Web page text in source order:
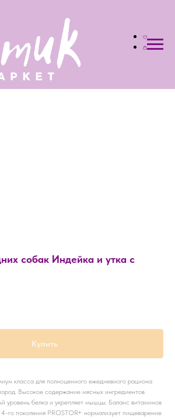
собак Индейка и утка с
Купить
класса для полноценного ежедневного рациона
Высокое содержание мясных ингредиентов
уровень белка и укрепляет мышцы. Баланс витаминов
го поколения PROSTOR+ нормализует пищеварение